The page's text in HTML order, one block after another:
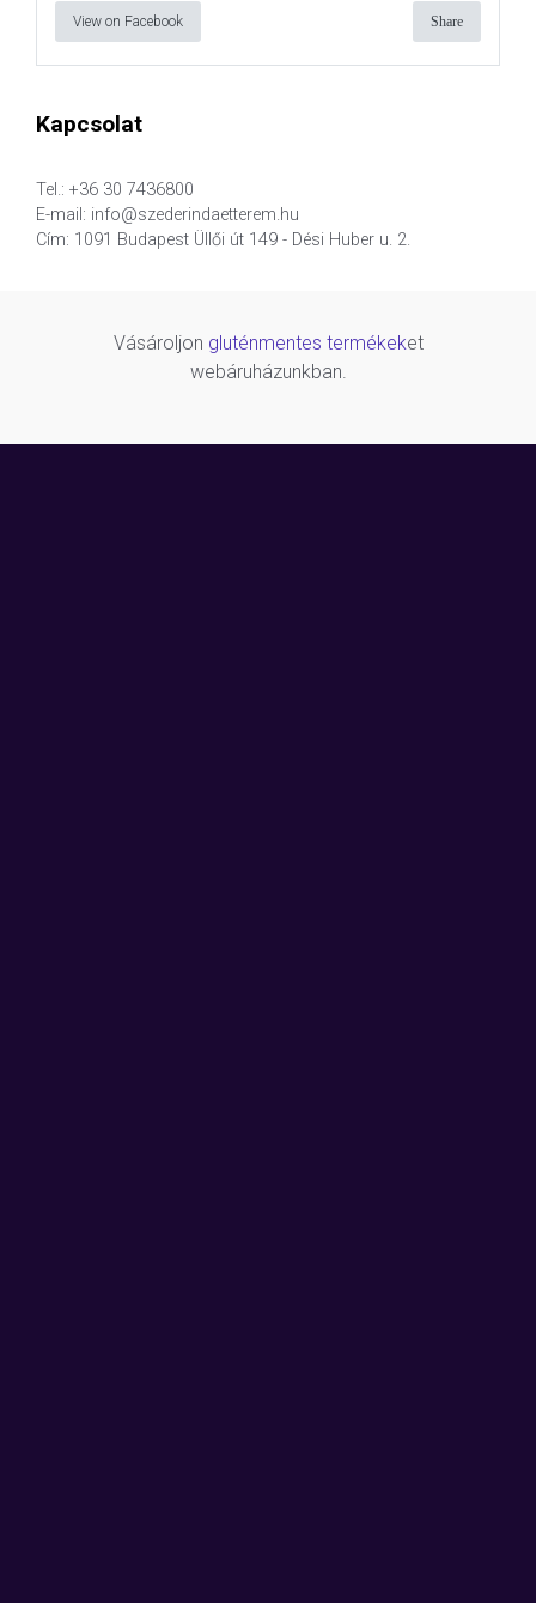
View on Facebook Share
Kapcsolat
Tel.: +36 30 7436800
E-mail: info@szederindaetterem.hu
Cím: 1091 Budapest Üllői út 149 - Dési Huber u. 2.
Vásároljon gluténmentes termékeket
webáruházunkban.